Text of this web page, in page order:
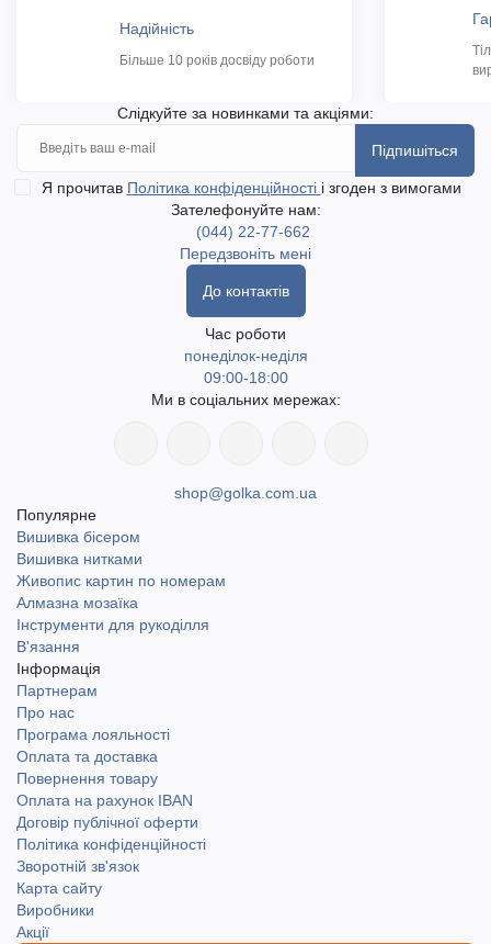
Надійність
Більше 10 років досвіду роботи
Слідкуйте за новинками та акціями:
Підпишіться
Я прочитав Політика конфіденційності і згоден з вимогами
Зателефонуйте нам:
(044) 22-77-662
Передзвоніть мені
До контактів
Час роботи
понеділок-неділя
09:00-18:00
Ми в соціальних мережах:
shop@golka.com.ua
Популярне
Вишивка бісером
Вишивка нитками
Живопис картин по номерам
Алмазна мозаїка
Інструменти для рукоділля
В'язання
Інформація
Партнерам
Про нас
Програма лояльності
Оплата та доставка
Повернення товару
Оплата на рахунок IBAN
Договір публічної оферти
Політика конфіденційності
Зворотній зв'язок
Карта сайту
Виробники
Акції